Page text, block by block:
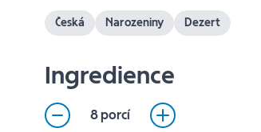
Česká Narozeniny Dezert
Ingredience
8 porcí